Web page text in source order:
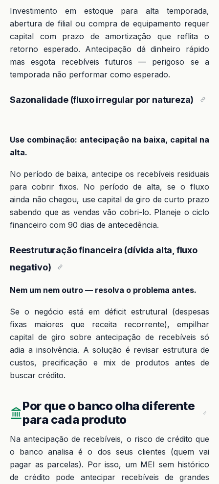
Investimento em estoque para alta temporada,
abertura de filial ou compra de equipamento requer
capital com prazo de amortização que reflita o
retorno esperado. Antecipação dá dinheiro rápido
mas esgota recebíveis futuros — perigoso se a
temporada não performar como esperado.
Sazonalidade (fluxo irregular por natureza)
Use combinação: antecipação na baixa, capital na
alta.
No período de baixa, antecipe os recebíveis residuais
para cobrir fixos. No período de alta, se o fluxo
ainda não chegou, use capital de giro de curto prazo
sabendo que as vendas vão cobri-lo. Planeje o ciclo
financeiro com 90 dias de antecedência.
Reestruturação financeira (dívida alta, fluxo
negativo)
Nem um nem outro — resolva o problema antes.
Se o negócio está em déficit estrutural (despesas
fixas maiores que receita recorrente), empilhar
capital de giro sobre antecipação de recebíveis só
adia a insolvência. A solução é revisar estrutura de
custos, precificação e mix de produtos antes de
buscar crédito.
Por que o banco olha diferente
para cada produto
Na antecipação de recebíveis, o risco de crédito que
o banco analisa é o dos seus clientes (quem vai
pagar as parcelas). Por isso, um MEI sem histórico
de crédito pode antecipar recebíveis de grandes